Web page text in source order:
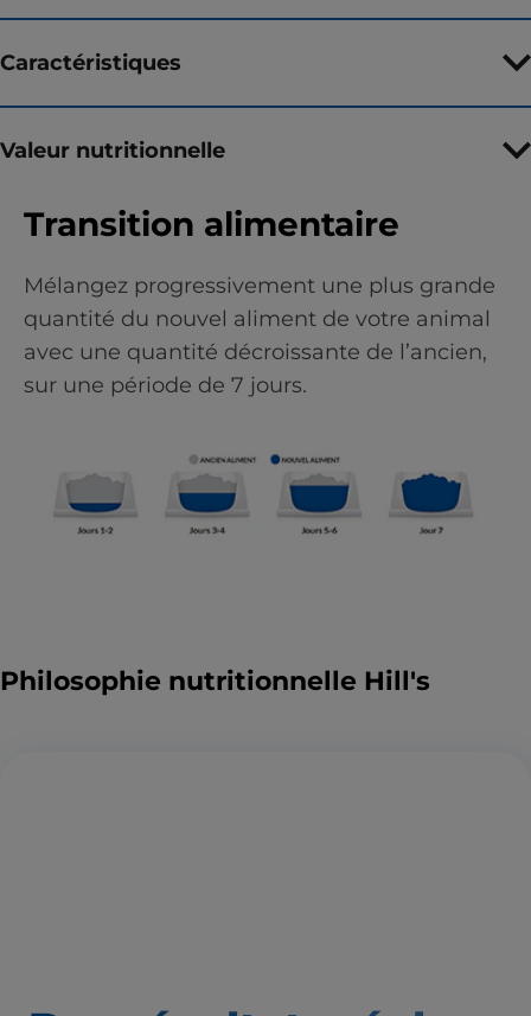
Caractéristiques
Valeur nutritionnelle
Transition alimentaire
Mélangez progressivement une plus grande
quantité du nouvel aliment de votre animal
avec une quantité décroissante de l’ancien,
sur une période de 7 jours.
Philosophie nutritionnelle Hill's